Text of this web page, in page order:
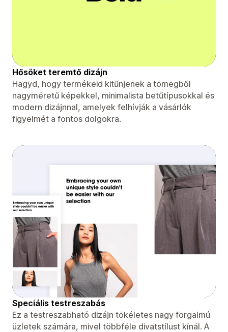
Hősöket teremtő dizájn
Hagyd, hogy termékeid kitűnjenek a tömegből
nagyméretű képekkel, minimalista betűtípusokkal és
modern dizájnnal, amelyek felhívják a vásárlók
figyelmét a fontos dolgokra.
Speciális testreszabás
Ez a testreszabható dizájn tökéletes nagy forgalmú
üzletek számára, mivel többféle divatstílust kínál. A